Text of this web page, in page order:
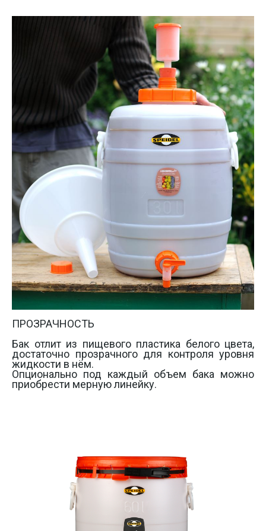
ПРОЗРАЧНОСТЬ
Бак отлит из пищевого пластика белого цвета,
достаточно прозрачного для контроля уровня
жидкости в нём.
Опционально под каждый объем бака можно
приобрести мерную линейку.